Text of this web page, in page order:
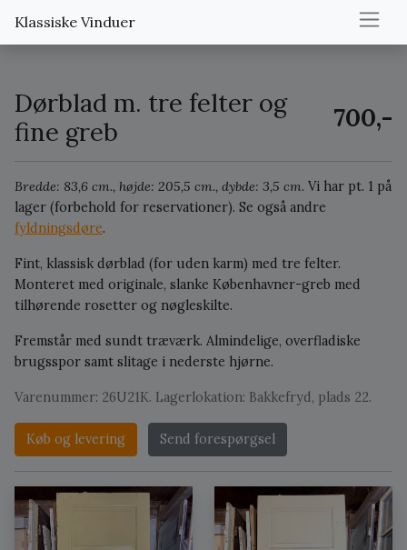
Klassiske Vinduer
Dørblad m. tre felter og
fine greb
700,-
Bredde: 83,6 cm., højde: 205,5 cm., dybde: 3,5 cm. Vi har pt. 1 på
lager (forbehold for reservationer). Se også andre
fyldningsdøre.
Fint, klassisk dørblad (for uden karm) med tre felter.
Monteret med originale, slanke Københavner-greb med
tilhørende rosetter og nøgleskilte.
Fremstår med sundt træværk. Almindelige, overfladiske
brugsspor samt slitage i nederste hjørne.
Varenummer: 26U21K. Lagerlokation: Bakkefryd, plads 22.
Køb og levering Send forespørgsel